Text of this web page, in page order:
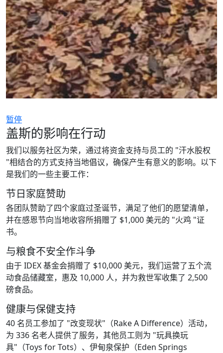
暂停
盖斯的影响在行动
我们以服务社区为荣，通过将资金支持与员工的 "汗水股权
"相结合的方式支持当地倡议，确保产生有意义的影响。以下
是我们的一些主要工作：
节日家庭赞助
各团队赞助了四个家庭过圣诞节，满足了他们的愿望清单，
并在感恩节向当地收容所捐赠了 $1,000 美元的 "火鸡 "证
书。
与粮食不安全作斗争
由于 IDEX 基金会捐赠了 $10,000 美元，我们运营了五个流
动食品储藏室，惠及 10,000 人，并为救世军收集了 2,500
磅食品。
健康与保健支持
40 名员工参加了 "改变现状"（Rake A Difference）活动，
为 336 名老人提供了服务，其他员工则为 "玩具换玩
具"（Toys for Tots）、伊甸泉保护（Eden Springs